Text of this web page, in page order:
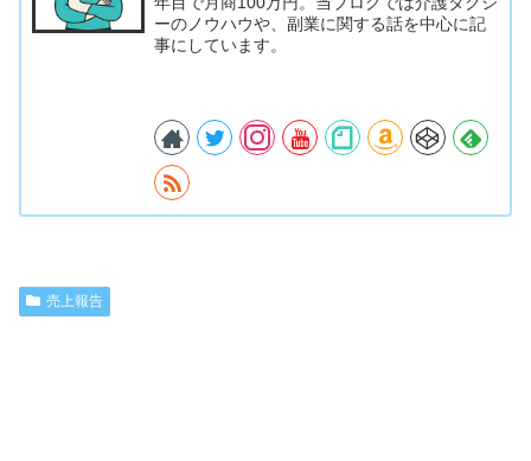
ーのノウハウや、副業に関する話を中心に記
事にしています。
売上報告